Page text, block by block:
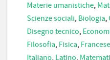
Materie umanistiche,
Scienze sociali, Biologia,
Disegno tecnico,
Filosofia, Fisica, Francese
Italiano, Latino,